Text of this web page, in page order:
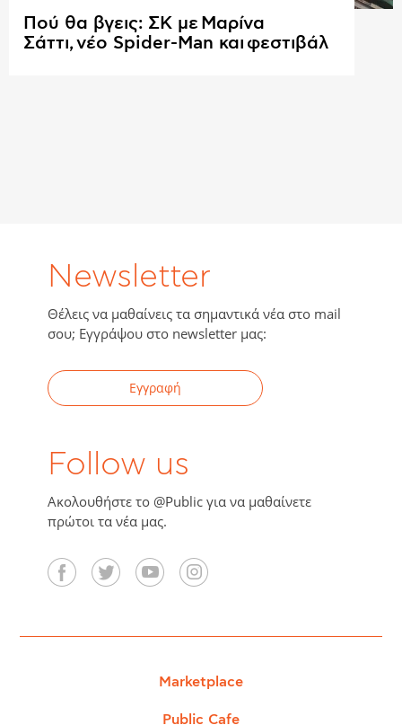
Πού θα βγεις: ΣΚ με Μαρίνα
Σάττι, νέο Spider-Man και φεστιβάλ
Marketplace
Public Cafe
Newsletter
Θέλεις να μαθαίνεις τα σημαντικά νέα στο mail
σου; Εγγράψου στο newsletter μας:
Εγγραφή
Follow us
Ακολουθήστε το @Public για να μαθαίνετε
πρώτοι τα νέα μας.